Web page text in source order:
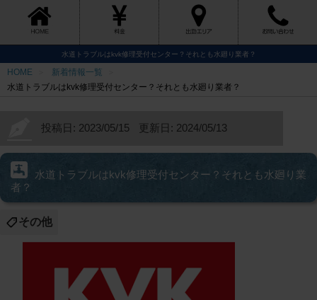
水道トラブルはkvk修理受付センター？それとも水廻り業者？
HOME
新着情報一覧
水道トラブルはkvk修理受付センター？それとも水廻り業者？
投稿日: 2023/05/15 更新日: 2024/05/13
水道トラブルはkvk修理受付センター？それとも水廻り業
者？
その他